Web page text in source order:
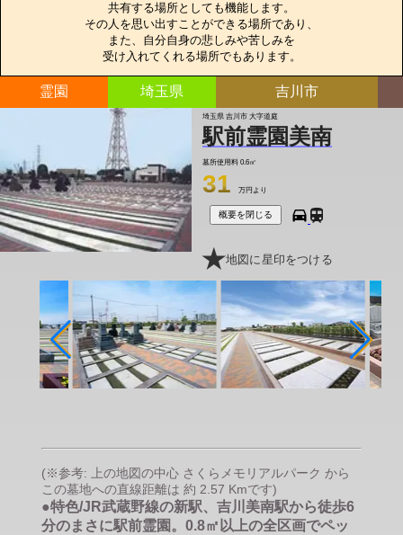
共有する場所としても機能します。
その人を思い出すことができる場所であり、
また、自分自身の悲しみや苦しみを
受け入れてくれる場所でもあります。
霊園 埼玉県 吉川市
埼玉県 吉川市 大字道庭
駅前霊園美南
墓所使用料 0.6㎡
31 万円より
概要を閉じる
地図に星印をつける
(※参考: 上の地図の中心 さくらメモリアルパーク から
この墓地への直線距離は 約 2.57 Kmです)
●特色/JR武蔵野線の新駅、吉川美南駅から徒歩6
分のまさに駅前霊園。0.8㎡以上の全区画でペッ